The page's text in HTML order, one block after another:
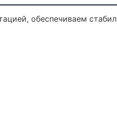
обеспечиваем